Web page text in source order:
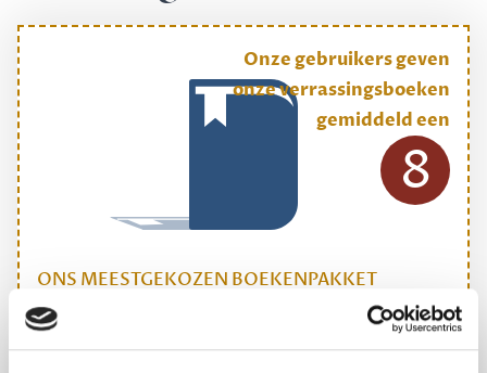
ONS MEESTGEKOZEN BOEKENPAKKET
Dewey Plus
Onze gebruikers geven
onze verrassingsboeken
gemiddeld een
8